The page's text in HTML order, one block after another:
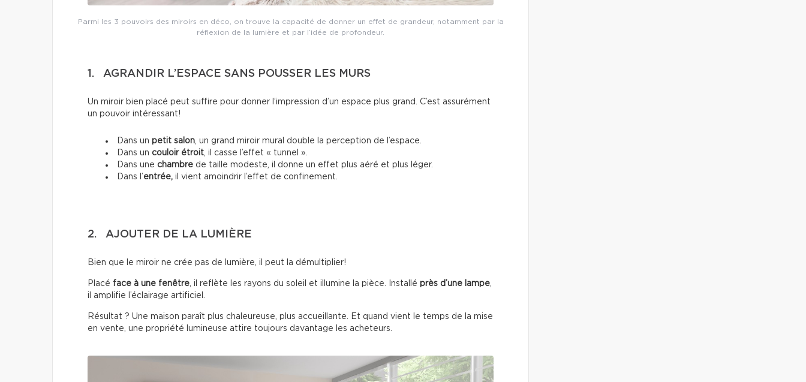
Parmi les 3 pouvoirs des miroirs en déco, on trouve la capacité de donner un effet de grandeur, notamment par la
réflexion de la lumière et par l’idée de profondeur.
1. AGRANDIR L’ESPACE SANS POUSSER LES MURS
Un miroir bien placé peut suffire pour donner l’impression d’un espace plus grand. C’est assurément
un pouvoir intéressant!
Dans un petit salon , un grand miroir mural double la perception de l’espace.
Dans un couloir étroit , il casse l’effet « tunnel ».
Dans une chambre de taille modeste, il donne un effet plus aéré et plus léger.
Dans l’entrée, il vient amoindrir l’effet de confinement.
2. AJOUTER DE LA LUMIÈRE
Bien que le miroir ne crée pas de lumière, il peut la démultiplier!
Placé face à une fenêtre , il reflète les rayons du soleil et illumine la pièce. Installé près d’une lampe
il amplifie l’éclairage artificiel.
Résultat ? Une maison paraît plus chaleureuse, plus accueillante. Et quand vient le temps de la mise
en vente, une propriété lumineuse attire toujours davantage les acheteurs.